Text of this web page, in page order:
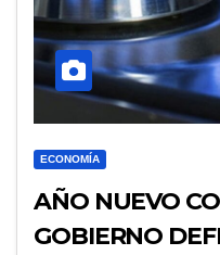
ECONOMÍA
AÑO NUEVO
GOBIERNO